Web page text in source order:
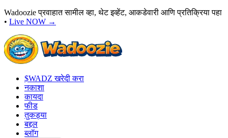
Wadoozie प्रवाहात सामील व्हा, थेट इव्हेंट, आकडेवारी आणि प्रतिक्रिया पहा
• Live NOW →
$WADZ खरेदी करा
नकाशा
कायदा
फीड
तुकड्या
बद्दल
ब्लॉग